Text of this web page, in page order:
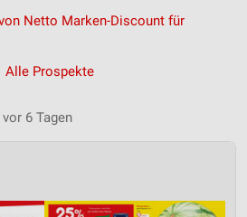
Netto Marken-Discount für
Alle Prospekte
6 Tagen